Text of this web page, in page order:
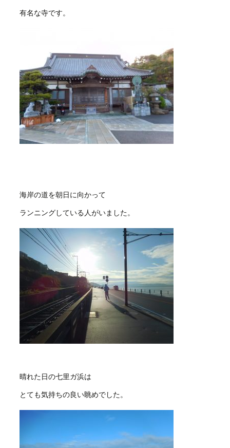
有名な寺です。
海岸の道を朝日に向かって
ランニングしている人がいました。
晴れた日の七里ガ浜は
とても気持ちの良い眺めでした。